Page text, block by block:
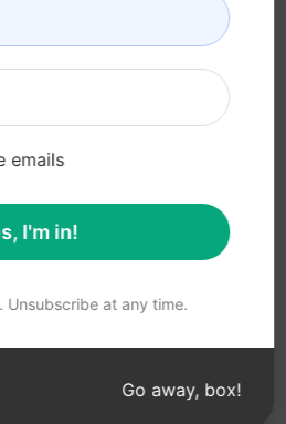
© 2026
registered trademarks are the
brand names are registered
laws.
EU18830896.
emails
I'm in!
Unsubscribe at any time.
Go away, box!